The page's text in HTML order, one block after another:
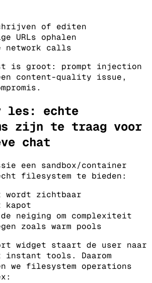
of editen
URLs ophalen
calls
is groot: prompt injection
content-quality issue,
les: echte
zijn te traag voor
chat
een sandbox/container
filesystem te bieden:
zichtbaar
kapot
neiging om complexiteit
zoals warm pools
widget staart de user naar
instant tools.
Daarom
we filesystem operations